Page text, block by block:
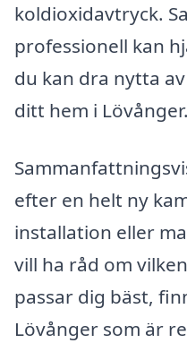
koldioxidavtryck.
professionell kan
du kan dra nytta
ditt hem i Lövånger.
efter en helt ny
installation eller
vill ha råd om
passar dig bäst,
Lövånger som är